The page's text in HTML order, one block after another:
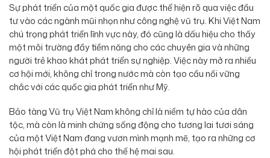
Sự phát triển của một quốc gia được thể hiện rõ qua việc đầu
tư vào các ngành mũi nhọn như công nghệ vũ trụ. Khi Việt Nam
chú trọng phát triển lĩnh vực này, đó cũng là dấu hiệu cho thấy
một môi trường đầy tiềm năng cho các chuyên gia và những
người trẻ khao khát phát triển sự nghiệp. Việc này mở ra nhiều
cơ hội mới, không chỉ trong nước mà còn tạo cầu nối vững
chắc với các quốc gia phát triển như Mỹ.
Bảo tàng Vũ trụ Việt Nam không chỉ là niềm tự hào của dân
tộc, mà còn là minh chứng sống động cho tương lai tươi sáng
của một Việt Nam đang vươn mình mạnh mẽ, tạo ra những cơ
hội phát triển đột phá cho thế hệ mai sau.